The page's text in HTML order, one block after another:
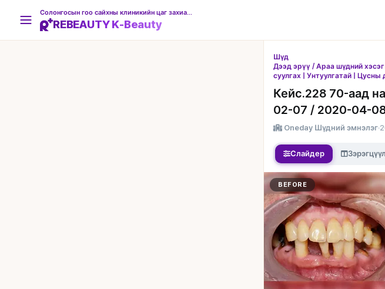
REBEAUTY K-Beauty
Шүд
Дээд эрүү / Араа шүдний
суулгах | Унтуулгатай | Цусны
Кейс.228 70-аад
02-07 / 2020-04-
Oneday Шүдний эмнэлэг·
Слайдер
BEFORE